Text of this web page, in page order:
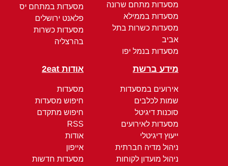
מסעדות מתחם שרונה
מסעדות בממילא
מסעדות כשרות בתל
אביב
מסעדות בנמל יפו
מסעדות במתחם יס
פלאנט ירושלים
מסעדות כשרות
בהרצליה
מידע ברשת
אירועים במסעדות
שמות לכלבים
סוכנות דיגיטל
מסעדות לאירועים
ייעוץ דיגיטלי
ניהול מדיה חברתית
ניהול מועדון לקוחות
אודות 2eat
מסעדות
חיפוש מסעדות
חיפוש מתקדם
RSS
אודות
אייפון
מסעדות חדשות